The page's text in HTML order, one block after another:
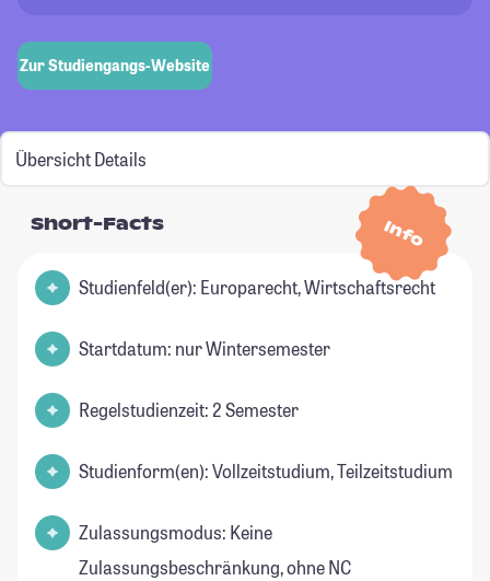
Zur Studiengangs-Website
Übersicht Details
Info
Short-Facts
Studienfeld(er): Europarecht, Wirtschaftsrecht
Startdatum: nur Wintersemester
Regelstudienzeit: 2 Semester
Studienform(en): Vollzeitstudium, Teilzeitstudium
Zulassungsmodus: Keine
Zulassungsbeschränkung, ohne NC